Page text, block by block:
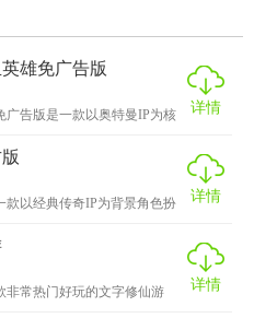
雄免广告版
广告版是一款以奥特曼IP为核
详情
款以经典传奇IP为背景角色扮
详情
非常热门好玩的文字修仙游
详情